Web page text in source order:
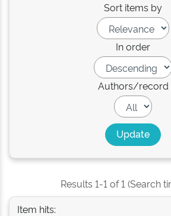
Sort items by
In order
Authors/record
Results 1-1 of 1 (Search
Item hits: